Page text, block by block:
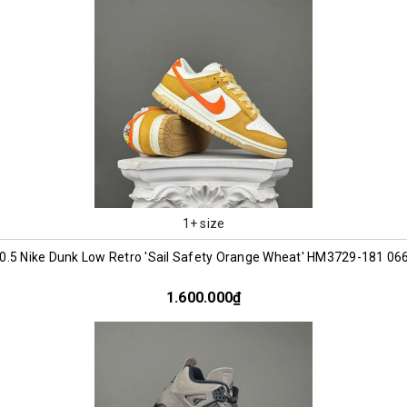
1+ size
Nike Dunk Low Retro 'Sail Safety Orange Wheat' HM3729-181
1.600.000₫